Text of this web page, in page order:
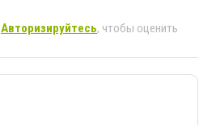
Авторизируйтесь, чтобы оценить